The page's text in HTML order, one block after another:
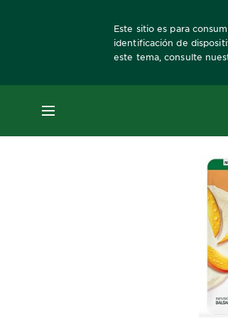
Este sitio es para
identificación de
este tema, consulte
MENÚ